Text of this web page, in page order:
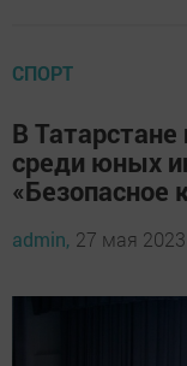
СПОРТ
В Татарстане
среди юных
«Безопасное
admin, 27 мая